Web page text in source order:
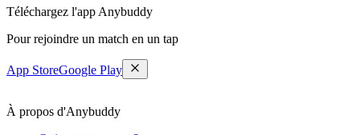
Téléchargez l'app Anybuddy
Pour rejoindre un match en un tap
App StoreGoogle Play
À propos d'Anybuddy